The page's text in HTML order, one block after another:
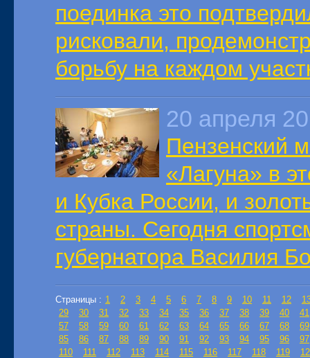
поединка это
рисковали,
борьбу на каждом
20 апреля
Пензенский
«Лагуна» в
и Кубка России, и
страны. Сегодня
губернатора Василия
Страницы : 1 2 3 4 5 6 7 8 9 10 11 12
29
30 31 32 33 34 35 36 37 38 39 40
41
57
58 59 60 61 62 63 64 65 66 67 68
69
85
86 87 88 89 90 91 92 93 94 95 96
97
110
111 112 113 114 115 116 117 118 119